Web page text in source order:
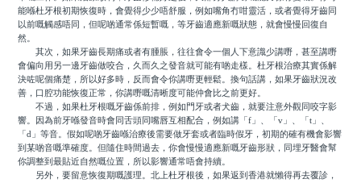
能喺杜牙根初期恢復時，會覺得少少唔舒服，例如嘴角冇咁靈活，或者覺得牙齒同
以前嘅觸感唔同，但呢啲通常係短暫嘅，等牙齒適應新嘅狀態，就會慢慢回復自
然。
其次，如果牙齒長期痛或者有腫脹，往往會令一個人下意識少講嘢，甚至講嘢
會偏向用另一邊牙齒做咬合，久而久之發音就可能有啲走樣。杜牙根治療其實係解
決咗呢個痛楚，所以好多時，反而會令你講嘢更輕鬆。換句話講，如果牙齒狀況改
善，口腔功能恢復正常，你講嘢嘅清晰度可能仲會比之前更好。
不過，如果杜牙根嘅牙齒係前排，例如門牙或者犬齒，就要注意外觀同咬字影
響。因為前牙喺發音時會同舌頭同嘴唇互相配合，例如講「f」、「v」、「t」、
「d」等音。假如呢啲牙齒喺治療後需要做牙套或者臨時假牙，初期的確有機會影響
到某啲音嘅準確度。但隨住時間過去，你會慢慢適應新嘅牙齒形狀，同埋牙醫會幫
你調整到最貼近自然嘅位置，所以影響通常唔會持續。
另外，要留意恢復期嘅護理。北上杜牙根後，如果返到香港就懶得再去覆診，